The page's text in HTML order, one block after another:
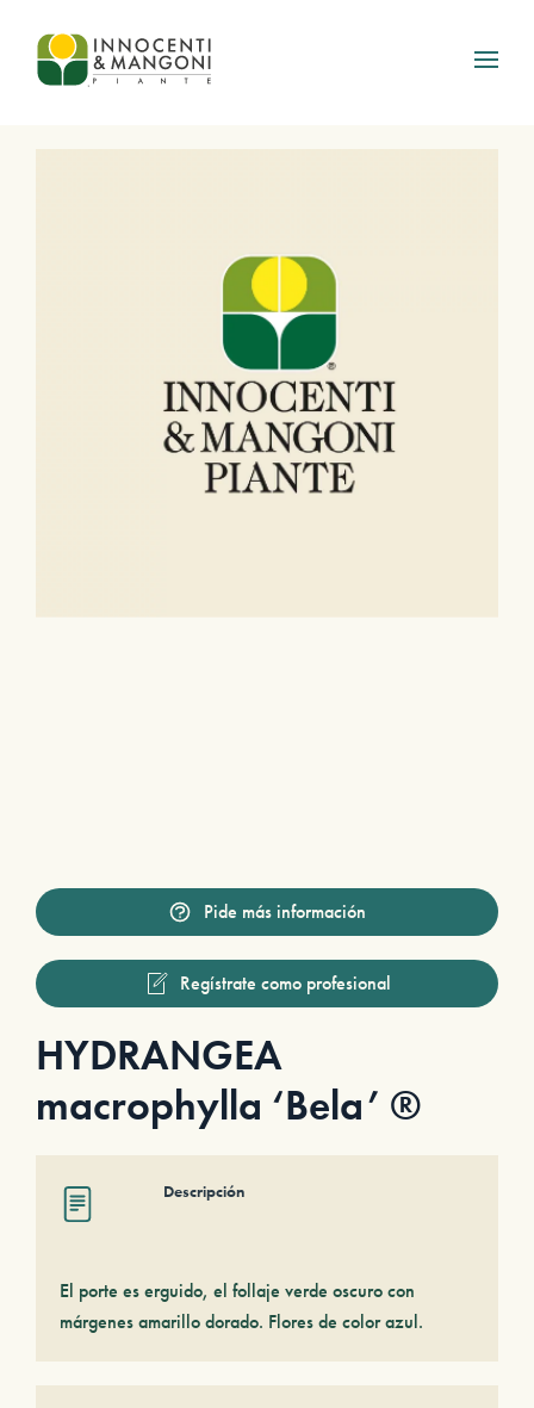
Skip to main content
Pide más información
Regístrate como profesional
HYDRANGEA
macrophylla ‘Bela’ ®
Descripción
El porte es erguido, el follaje verde oscuro con
márgenes amarillo dorado. Flores de color azul.